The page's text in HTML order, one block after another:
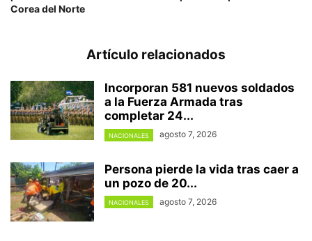
Corea del Norte
Artículo relacionados
Incorporan 581 nuevos soldados
a la Fuerza Armada tras
completar 24...
NACIONALES agosto 7, 2026
Persona pierde la vida tras caer a
un pozo de 20...
NACIONALES agosto 7, 2026